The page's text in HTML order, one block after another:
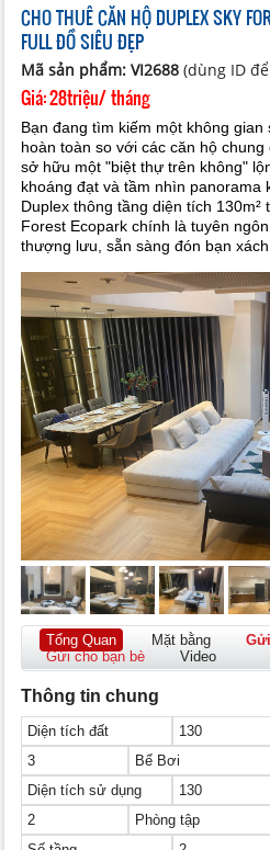
CHO THUÊ CĂN HỘ DUPLEX SKY
FULL ĐỒ SIÊU ĐẸP
Mã sản phẩm: VI2688(dùng ID
Giá:28triệu/ tháng
Bạn đang tìm kiếm một không
hoàn toàn so với các căn hộ
sở hữu một "biệt thự trên không"
khoáng đạt và tầm nhìn panorama
Duplex thông tầng diện tích
Forest Ecopark chính là tuyên
thượng lưu, sẵn sàng đón bạn
Tổng Quan Mặt bằng
Gửi cho bạn bè
Video
Thông tin chung
Diện tích đất 130
3
Bể Bơi
Diện tích sử dụng
130
2
Phòng tập